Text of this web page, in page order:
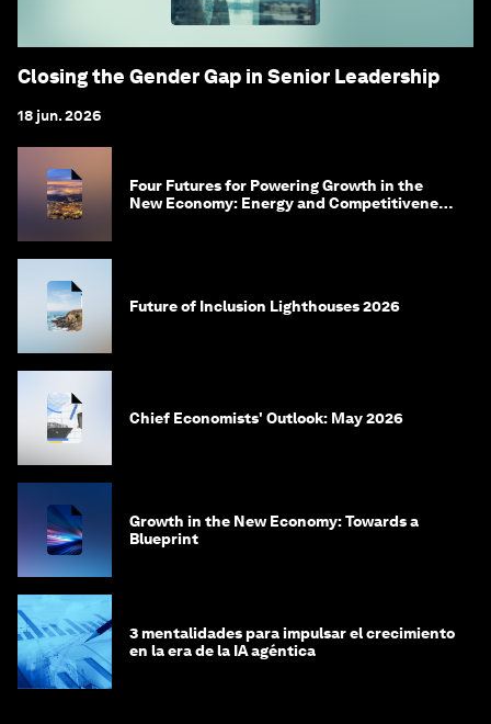
Closing the Gender Gap in Senior Leadership
18 jun. 2026
Four Futures for Powering Growth in the
New Economy: Energy and Competitiveness
Future of Inclusion Lighthouses 2026
Chief Economists' Outlook: May 2026
Growth in the New Economy: Towards a
Blueprint
3 mentalidades para impulsar el crecimiento
en la era de la IA agéntica